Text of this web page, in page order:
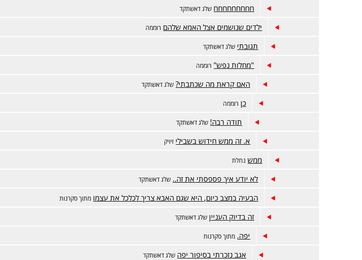
חחחחחחחחח שלג דאשתקד
ילדים שנושמים אצל האמא שלהם רוממה
תגובתי שלג דאשתקד
"מחלות נפש" רוממה
האם קראת מה שכתבתי? שלג דאשתקד
כן רוממה
תודה רבה! שלג דאשתקד
א. זה ממש חידוש בשבילי זיויק
ממש נחלת
לא יודע איך פספסתי את זה.. שלג דאשתקד
הבעיה במצב כיום, היא שגם האבא צריך לכלכל את עצמו מתוך סקרנות
זה בדיוק העניין שלג דאשתקד
יפה. מתוך סקרנות
אגב נזכרתי בסיפור יפה שלג דאשתקד